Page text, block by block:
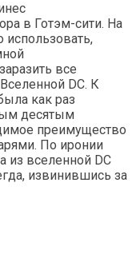
в Готэм-сити. На
все
DC. К
как раз
десятым
преимущество
По иронии
из вселенной DC
извинившись за